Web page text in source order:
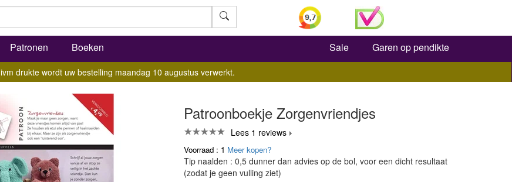
Zoeken
Patronen Boeken Sale Garen op pendikte
ivm drukte wordt uw bestelling maandag 10 augustus verwerkt.
Patroonboekje Zorgenvriendjes
Lees 1 reviews
Voorraad : 1 Meer kopen?
Tip naalden : 0,5 dunner dan advies op de bol, voor een dicht resultaat
(zodat je geen vulling ziet)